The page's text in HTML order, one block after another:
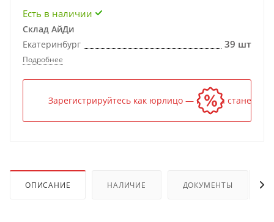
Есть в наличии
Склад АйДи
Екатеринбург
39 шт
Подробнее
Зарегистрируйтесь как юрлицо — и цена станет
ОПИСАНИЕ НАЛИЧИЕ ДОКУМЕНТЫ